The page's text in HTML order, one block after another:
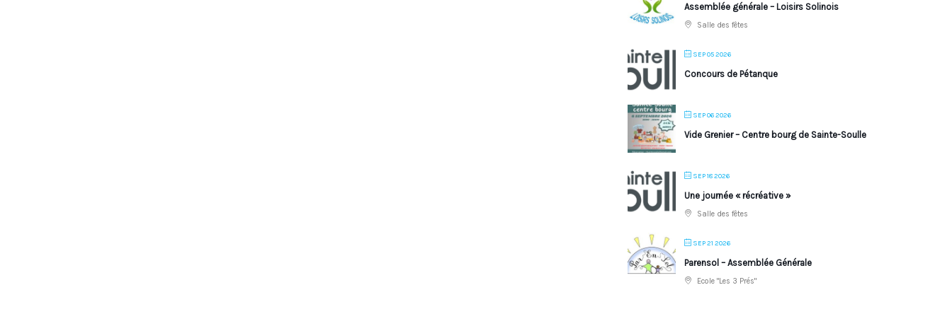
Assemblée générale – Loisirs Solinois
Salle des fêtes
SEP 05 2026
Concours de Pétanque
SEP 06 2026
Vide Grenier – Centre bourg de Sainte-Soulle
SEP 18 2026
Une journée « récréative »
Salle des fêtes
SEP 21 2026
Parensol – Assemblée Générale
Ecole "Les 3 Prés"